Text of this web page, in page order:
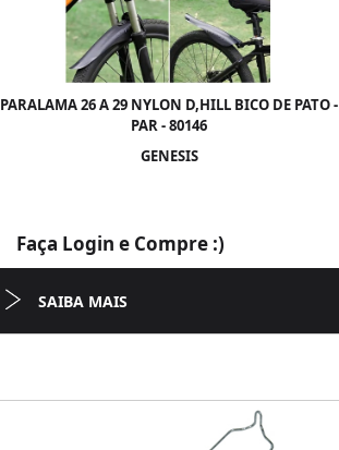
PARALAMA 26 A 29 NYLON D,HILL BICO DE PATO -
PAR - 80146
GENESIS
Faça Login e Compre :)
SAIBA MAIS